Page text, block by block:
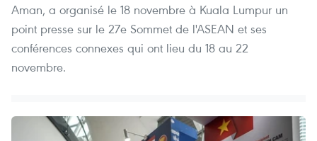
Aman, a organisé le 18 novembre à Kuala Lumpur un
point presse sur le 27e Sommet de l'ASEAN et ses
conférences connexes qui ont lieu du 18 au 22
novembre.